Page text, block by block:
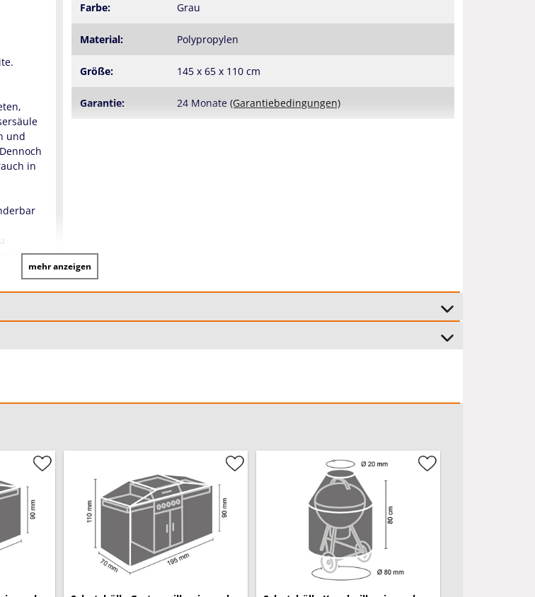
und
in
Grill
und
Farbe: Grau
Material: Polypropylen
Größe: 145 x 65 x 110 cm
Garantie: 24 Monate (Garantiebedingungen)
mehr anzeigen